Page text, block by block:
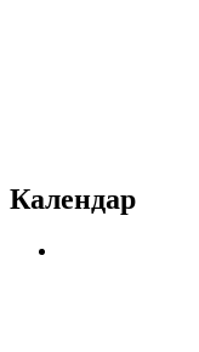
Календар